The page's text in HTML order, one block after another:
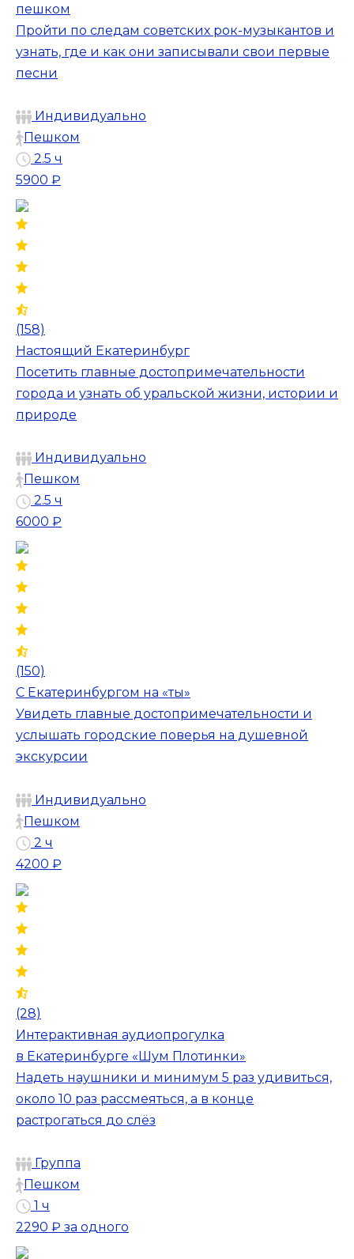
пешком
Пройти по следам советских рок-музыкантов и
узнать, где и как они записывали свои первые
песни
Индивидуально
Пешком
2.5 ч
5900 ₽
(158)
Настоящий Екатеринбург
Посетить главные достопримечательности
города и узнать об уральской жизни, истории и
природе
Индивидуально
Пешком
2.5 ч
6000 ₽
(150)
С Екатеринбургом на «ты»
Увидеть главные достопримечательности и
услышать городские поверья на душевной
экскурсии
Индивидуально
Пешком
2 ч
4200 ₽
(28)
Интерактивная аудиопрогулка
в Екатеринбурге «Шум Плотинки»
Надеть наушники и минимум 5 раз удивиться,
около 10 раз рассмеяться, а в конце
растрогаться до слёз
Группа
Пешком
1 ч
2290 ₽ за одного